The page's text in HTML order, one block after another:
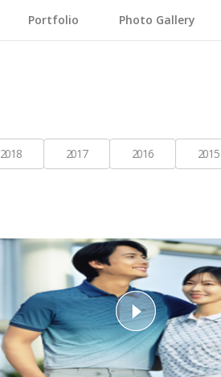
Portfolio Photo Gallery
2018 2017 2016
2015